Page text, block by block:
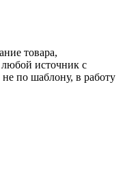
товара,
источник с
по шаблону, в работу